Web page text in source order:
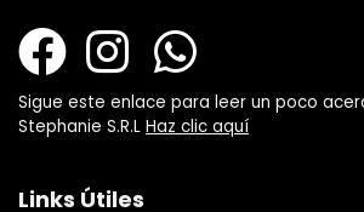
Sigue este enlace para leer un poco
Stephanie S.R.L Haz clic aquí
Links Útiles